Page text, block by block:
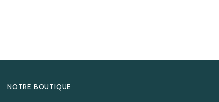
NOTRE BOUTIQUE